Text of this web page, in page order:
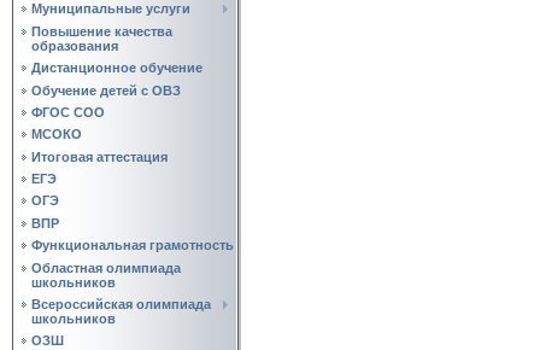
Муниципальные услуги
Повышение качества
образования
Дистанционное обучение
Обучение детей с ОВЗ
ФГОС СОО
МСОКО
Итоговая аттестация
ЕГЭ
ОГЭ
ВПР
Функциональная грамотность
Областная олимпиада
школьников
Всероссийская олимпиада
школьников
ОЗШ